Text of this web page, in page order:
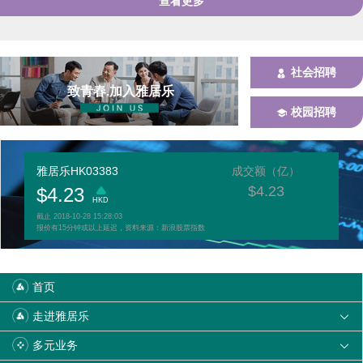
致青春.加入雅居乐
社会招聘
校园招聘
雅居乐HK03383
$4.23
HKD
截止 2018-10-28 15:28:03
成交额（亿）
$4.23
报价有15分钟或以上延迟，资料来源：新浪股票指数
首页
走进雅居乐 
多元业务 